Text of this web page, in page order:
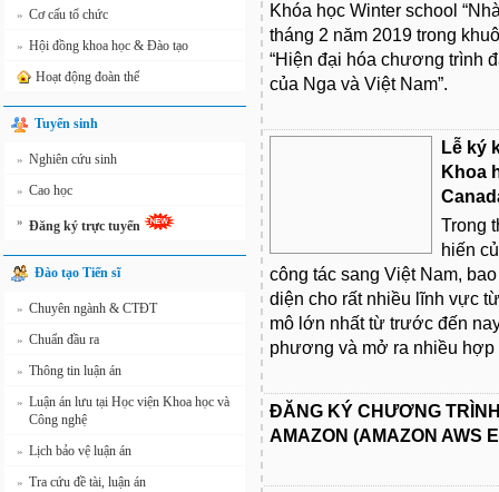
» Cơ cấu tổ chức
» Hội đồng khoa học & Đào tạo
Hoạt động đoàn thể
Tuyển sinh
» Nghiên cứu sinh
» Cao học
» Đăng ký trực tuyến
Đào tạo Tiến sĩ
» Chuyên ngành & CTĐT
» Chuẩn đầu ra
» Thông tin luận án
» Luận án lưu tại Học viện Khoa học và
Công nghệ
» Lịch bảo vệ luận án
» Tra cứu đề tài, luận án
Khóa học Winter school
tháng 2 năm 2019 trong
“Hiện đại hóa chương trình
của Nga và Việt Nam”.
Lễ ký
Khoa
Trong
hiến
công tác sang Việt Nam,
diện cho rất nhiều lĩnh vực
mô lớn nhất từ trước đến
phương và mở ra nhiều
ĐĂNG KÝ CHƯƠNG
AMAZON (AMAZON AWS